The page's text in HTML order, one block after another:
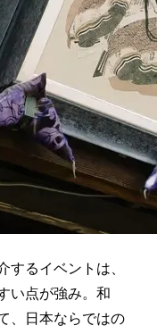
するイベントは、
い点が強み。和
、日本ならではの